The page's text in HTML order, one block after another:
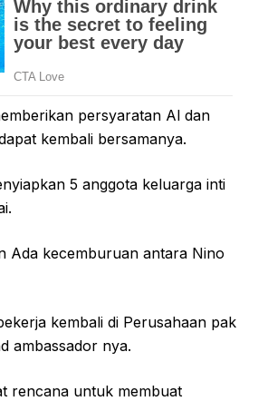
persyaratan Al dan
kembali bersamanya.
5 anggota keluarga inti
Ada kecemburuan antara Nino
kembali di Perusahaan pak
ambassador nya.
rencana untuk membuat